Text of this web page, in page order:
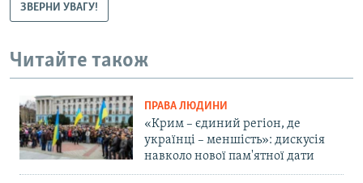
ЗВЕРНИ УВАГУ!
Читайте також
ПРАВА ЛЮДИНИ
«Крим – єдиний регіон, де
українці – меншість»: дискусія
навколо нової пам'ятної дати